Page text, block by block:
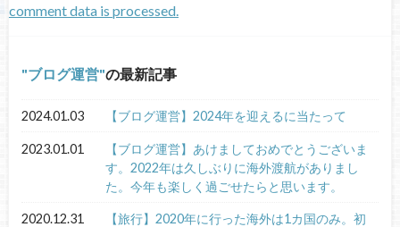
comment data is processed.
ブログ運営 の最新記事
2024.01.03 【ブログ運営】2024年を迎えるに当たって
2023.01.01
【ブログ運営】あけましておめでとうございま
す。2022年は久しぶりに海外渡航がありまし
た。今年も楽しく過ごせたらと思います。
2020.12.31
【旅行】2020年に行った海外は1カ国のみ。初